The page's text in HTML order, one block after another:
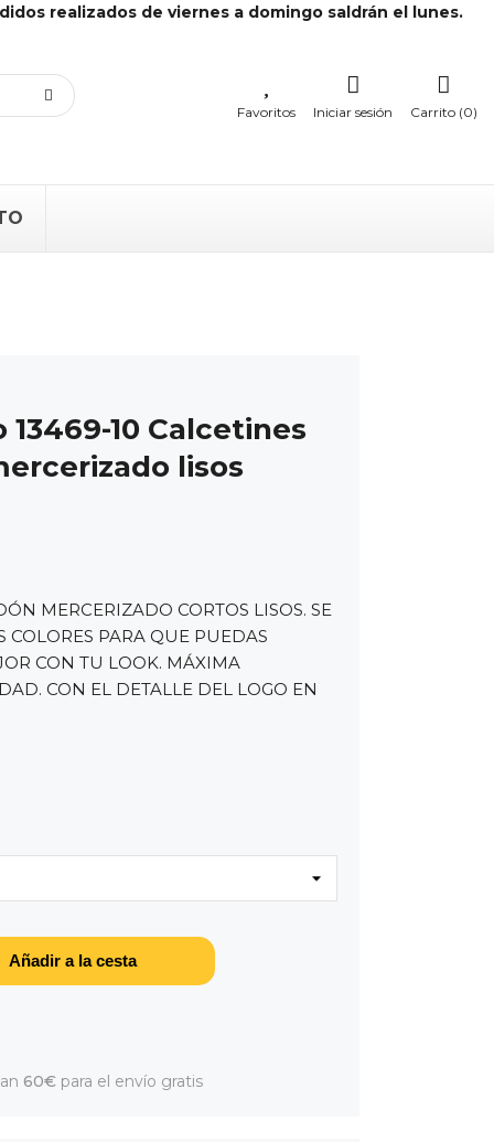
realizados de viernes a domingo saldrán el lunes.
Favoritos Iniciar sesión Carrito (0)
10 Calcetines
lisos
MERCERIZADO CORTOS LISOS. SE
COLORES PARA QUE PUEDAS
CON TU LOOK. MÁXIMA
CON EL DETALLE DEL LOGO EN
Añadir a la cesta
60€para el envío gratis